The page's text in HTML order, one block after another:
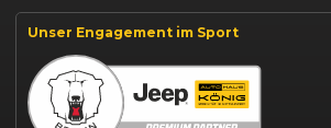
Suzuki Swift finanzieren
BYD Dolphin finanzieren
Kia Ceed finanzieren
Kia Sportage leasen
Mazda CX-30 finanzieren
Citroën C3 leasen
Unser Engagement im Sport